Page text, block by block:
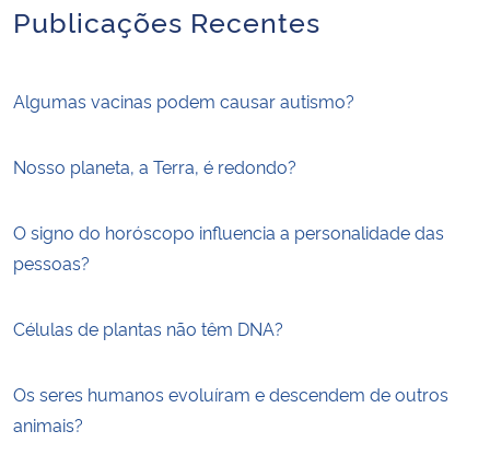
Publicações Recentes
Algumas vacinas podem causar autismo?
Nosso planeta, a Terra, é redondo?
O signo do horóscopo influencia a personalidade das
pessoas?
Células de plantas não têm DNA?
Os seres humanos evoluíram e descendem de outros
animais?